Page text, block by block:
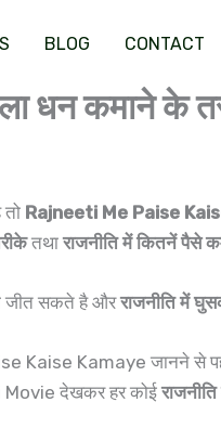
BLOG CONTACT
धन कमाने के
Rajneeti Me Paise
तथा राजनीति में कितनें पैसे
जीत सकते है औरराजनीति में
Kaise Kamaye जानने से
देखकर हर कोई